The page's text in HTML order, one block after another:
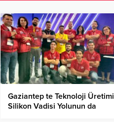
Gaziantep te Teknoloji Üretimi
Silikon Vadisi Yolunun da